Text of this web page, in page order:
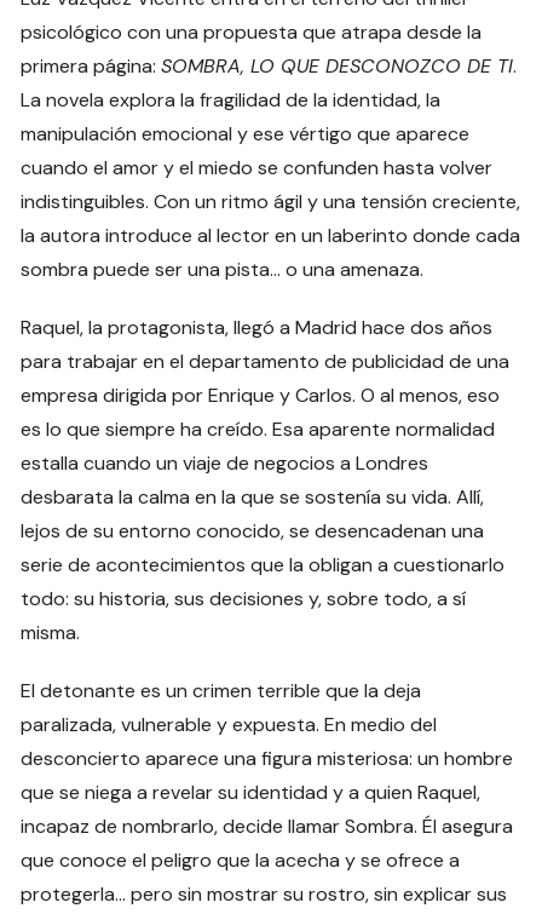
psicológico con una propuesta que atrapa desde la
primera página:SOMBRA, LO QUE DESCONOZCO DE TI.
La novela explora la fragilidad de la identidad, la
manipulación emocional y ese vértigo que aparece
cuando el amor y el miedo se confunden hasta volver
indistinguibles. Con un ritmo ágil y una tensión creciente,
la autora introduce al lector en un laberinto donde cada
sombra puede ser una pista… o una amenaza.
Raquel, la protagonista, llegó a Madrid hace dos años
para trabajar en el departamento de publicidad de una
empresa dirigida por Enrique y Carlos. O al menos, eso
es lo que siempre ha creído. Esa aparente normalidad
estalla cuando un viaje de negocios a Londres
desbarata la calma en la que se sostenía su vida. Allí,
lejos de su entorno conocido, se desencadenan una
serie de acontecimientos que la obligan a cuestionarlo
todo: su historia, sus decisiones y, sobre todo, a sí
misma.
El detonante es un crimen terrible que la deja
paralizada, vulnerable y expuesta. En medio del
desconcierto aparece una figura misteriosa: un hombre
que se niega a revelar su identidad y a quien Raquel,
incapaz de nombrarlo, decide llamar Sombra. Él asegura
que conoce el peligro que la acecha y se ofrece a
protegerla… pero sin mostrar su rostro, sin explicar sus